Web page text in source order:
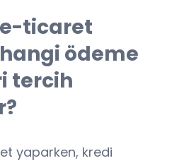
e-ticaret
ödeme
tercih
yaparken, kredi